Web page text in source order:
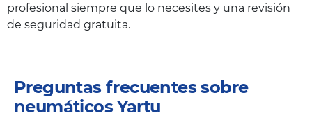
profesional siempre que lo necesites y una revisión
de seguridad gratuita.
Preguntas frecuentes sobre
neumáticos Yartu